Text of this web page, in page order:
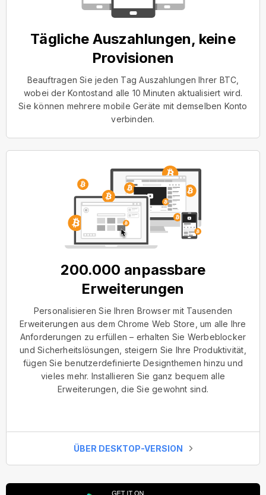
Tägliche Auszahlungen, keine
Provisionen
Beauftragen Sie jeden Tag Auszahlungen Ihrer BTC,
wobei der Kontostand alle 10 Minuten aktualisiert wird.
Sie können mehrere mobile Geräte mit demselben Konto
verbinden.
200.000 anpassbare
Erweiterungen
Personalisieren Sie Ihren Browser mit Tausenden
Erweiterungen aus dem Chrome Web Store, um alle Ihre
Anforderungen zu erfüllen – erhalten Sie Werbeblocker
und Sicherheitslösungen, steigern Sie Ihre Produktivität,
fügen Sie benutzerdefinierte Designthemen hinzu und
vieles mehr. Installieren Sie ganz bequem alle
Erweiterungen, die Sie gewohnt sind.
ÜBER DESKTOP-VERSION